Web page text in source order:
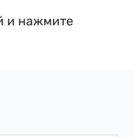
и нажмите